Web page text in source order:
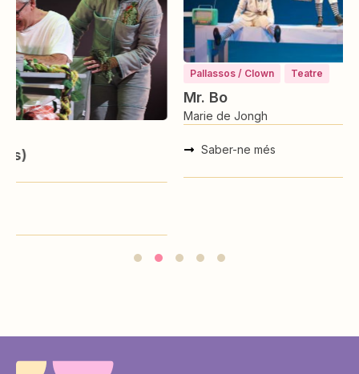
Pallassos / Clown Teatre
Mr. Bo
Marie de Jongh